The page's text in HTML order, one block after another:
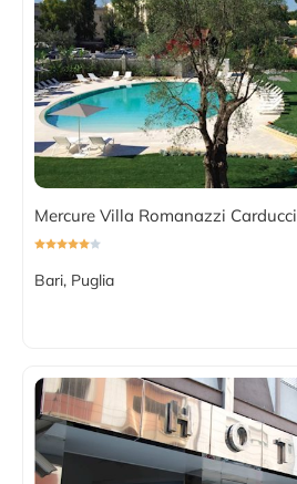
Mercure Villa Romanazzi Carducci
Bari, Puglia